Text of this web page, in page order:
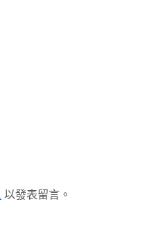
以發表留言。